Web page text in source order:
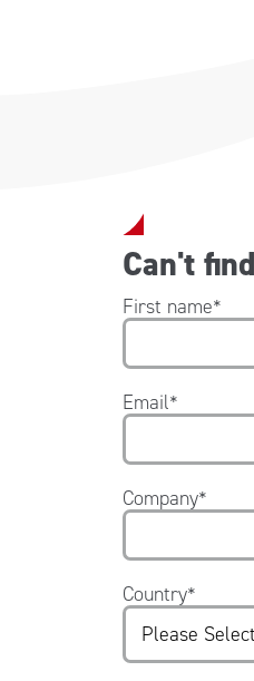
Can't
First name*
Email*
Company*
Country*